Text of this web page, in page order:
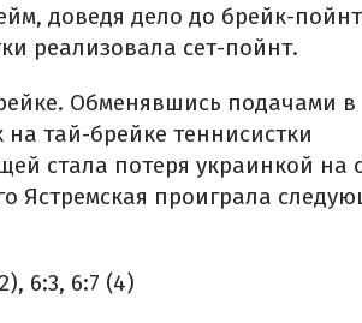
доведя дело до брейк-
реализовала сет-пойнт.
Обменявшись подачами в
тай-брейке теннисистки
стала потеря украинкой на
Ястремская проиграла
6:3, 6:7 (4)